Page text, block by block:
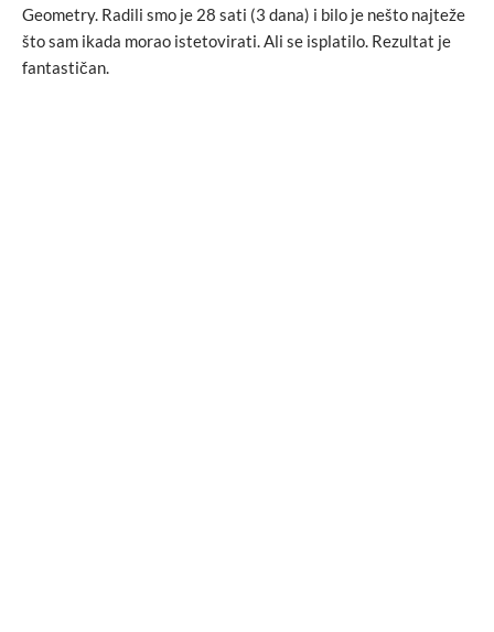
Geometry. Radili smo je 28 sati (3 dana) i bilo je nešto najteže
što sam ikada morao istetovirati. Ali se isplatilo. Rezultat je
fantastičan.